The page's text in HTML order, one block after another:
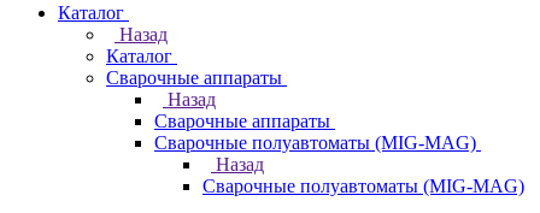
Каталог
Назад
Каталог
Сварочные аппараты
Назад
Сварочные аппараты
Сварочные полуавтоматы (MIG-MAG)
Назад
Сварочные полуавтоматы (MIG-MAG)